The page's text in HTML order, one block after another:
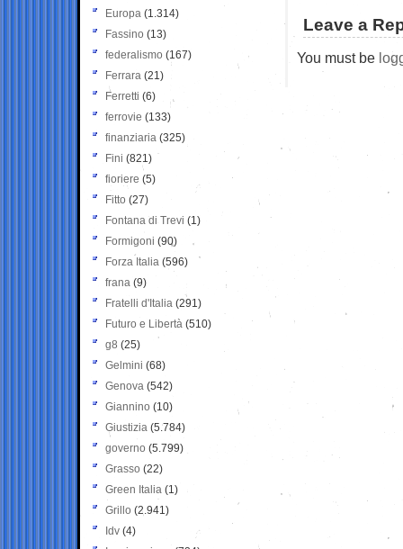
Leave a
You must be
Europa (1.314)
Fassino (13)
federalismo (167)
Ferrara (21)
Ferretti (6)
ferrovie (133)
finanziaria (325)
Fini (821)
fioriere (5)
Fitto (27)
Fontana di Trevi (1)
Formigoni (90)
Forza Italia (596)
frana (9)
Fratelli d'Italia (291)
Futuro e Libertà (510)
g8 (25)
Gelmini (68)
Genova (542)
Giannino (10)
Giustizia (5.784)
governo (5.799)
Grasso (22)
Green Italia (1)
Grillo (2.941)
Idv (4)